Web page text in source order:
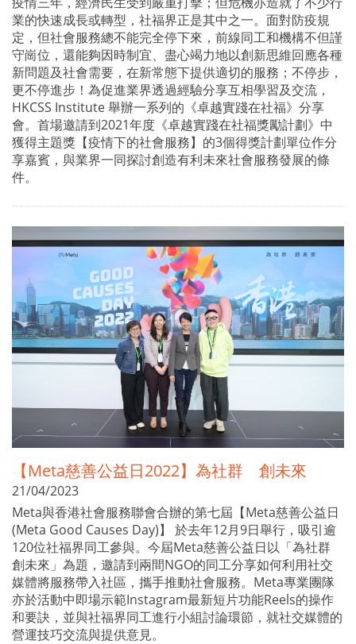
業的快速成長或轉型，社福界正是其中之一。面對防疫規
定，但社會服務總不能完全停下來，前線同工和機構不但謹
守崗位，還能夠因時制宜、盡心竭力地以創新思維回應各種
新問題及社會需要，在新常態下提供適切的服務；不停步，
更不停進步！為促進業界透過經驗分享互相學習及交流，
HKCSS Institute 舉辦一系列的《卓越實踐在社福》分享
會。首場邀請到2021年度《卓越實踐在社福獎勵計劃》中
獲得主題獎【疫情下的社會服務】的3個得獎計劃單位作分
享嘉賓，與業界一同探討創造有利未來社會服務發展的條
件。
【Meta慈善公益日2022】為社群 創未來
21/04/2023
Meta與香港社會服務聯會合辦的第七屆【Meta慈善公益日
(Meta Good Causes Day)】 於去年12月9日舉行，吸引逾
120位社福界同工參與。今屆Meta慈善公益日以「為社群
創未來」為題，邀請到兩間NGO的同工分享如何利用社交
媒體將服務帶入社區，攜手推動社會服務。Meta專業團隊
亦於活動中即場示範Instagram最新短片功能Reels的操作
和要訣，並與社福界同工進行小組討論環節，就社交媒體的
營運技巧交流與提供意見。